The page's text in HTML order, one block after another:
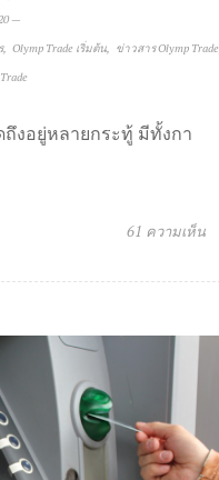
—
Olymp Trade เริ่มต้น
ข่าวสาร Olymp Trade
งอยู่หลายกระทู้ มีทั้งกา
61 ความเห็น